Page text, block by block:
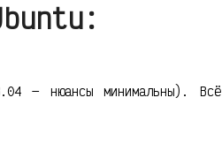
— нюансы минимальны). Всё